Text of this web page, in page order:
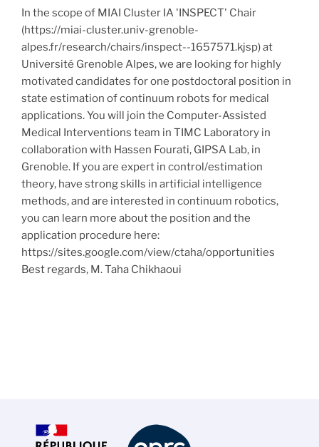
In the scope of MIAI Cluster IA 'INSPECT' Chair
(https://miai-cluster.univ-grenoble-
alpes.fr/research/chairs/inspect--1657571.kjsp) at
Université Grenoble Alpes, we are looking for highly
motivated candidates for one postdoctoral position in
state estimation of continuum robots for medical
applications. You will join the Computer-Assisted
Medical Interventions team in TIMC Laboratory in
collaboration with Hassen Fourati, GIPSA Lab, in
Grenoble. If you are expert in control/estimation
theory, have strong skills in artificial intelligence
methods, and are interested in continuum robotics,
you can learn more about the position and the
application procedure here:
https://sites.google.com/view/ctaha/opportunities
Best regards, M. Taha Chikhaoui